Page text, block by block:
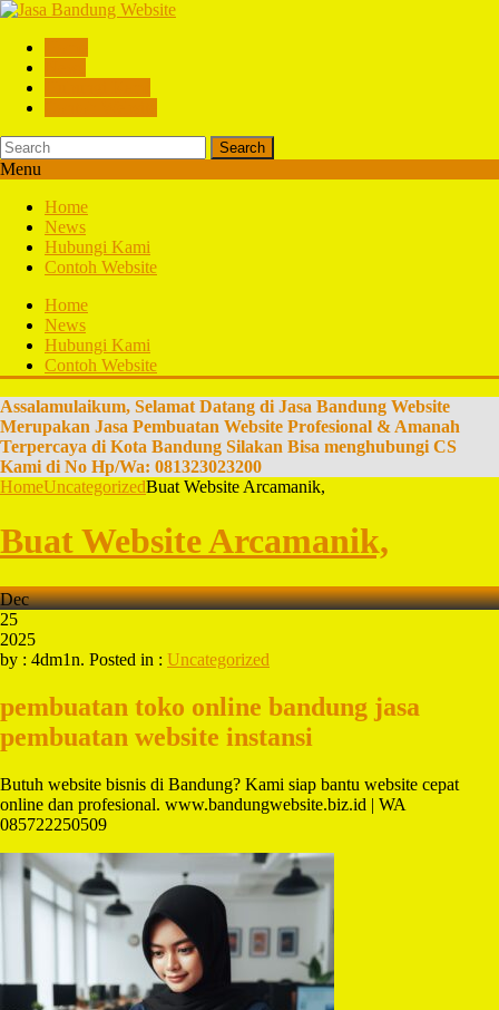
Search
Menu
Home
News
Hubungi Kami
Contoh Website
Home
News
Hubungi Kami
Contoh Website
Assalamulaikum, Selamat Datang di Jasa Bandung Website
Merupakan Jasa Pembuatan Website Profesional & Amanah
Terpercaya di Kota Bandung Silakan Bisa menghubungi CS
Kami di No Hp/Wa: 081323023200
HomeUncategorizedBuat Website Arcamanik,
Buat Website Arcamanik,
Dec
25
2025
by : 4dm1n. Posted in : Uncategorized
pembuatan toko online bandung jasa
pembuatan website instansi
Butuh website bisnis di Bandung? Kami siap bantu website cepat
online dan profesional. www.bandungwebsite.biz.id | WA
085722250509